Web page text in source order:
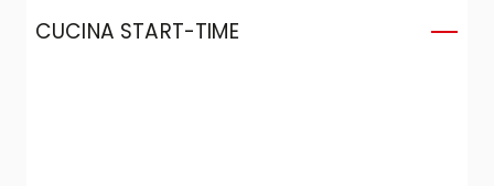
CUCINA START-TIME